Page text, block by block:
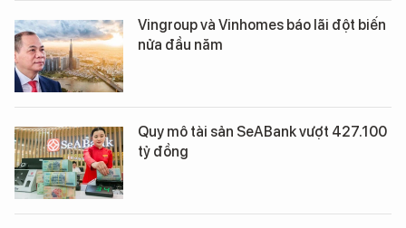
Vingroup và Vinhomes báo lãi đột biến
nửa đầu năm
Quy mô tài sản SeABank vượt 427.100
tỷ đồng